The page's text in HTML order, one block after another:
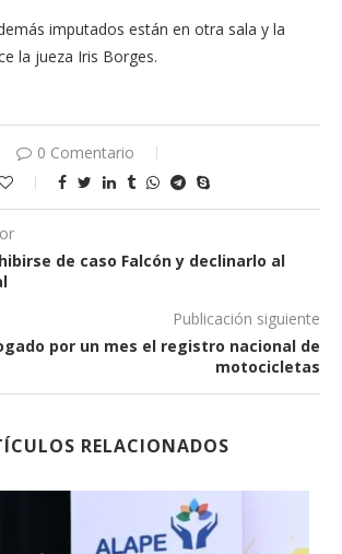
imputados están en otra sala y la
la jueza Iris Borges.
0 Comentario
de caso Falcón y declinarlo al
Publicación siguiente
por un mes el registro nacional de
motocicletas
RELACIONADOS